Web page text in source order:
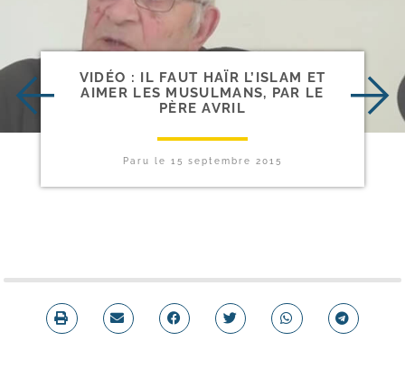
VIDÉO : IL FAUT HAÏR L’ISLAM ET
AIMER LES MUSULMANS, PAR LE
PÈRE AVRIL
Paru le 15 septembre 2015